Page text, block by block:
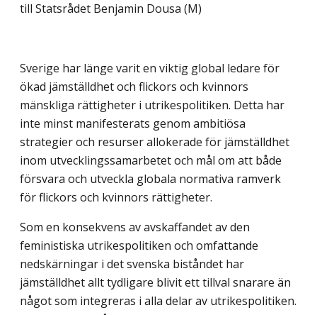
till Statsrådet Benjamin Dousa (M)
Sverige har länge varit en viktig global ledare för
ökad jämställdhet och flickors och kvinnors
mänskliga rättigheter i utrikespolitiken. Detta har
inte minst manifesterats genom ambitiösa
strategier och resurser allokerade för jämställdhet
inom utvecklingssamarbetet och mål om att både
försvara och utveckla globala normativa ramverk
för flickors och kvinnors rättigheter.
Som en konsekvens av avskaffandet av den
feministiska utrikespolitiken och omfattande
nedskärningar i det svenska biståndet har
jämställdhet allt tydligare blivit ett tillval snarare än
något som integreras i alla delar av utrikespolitiken.